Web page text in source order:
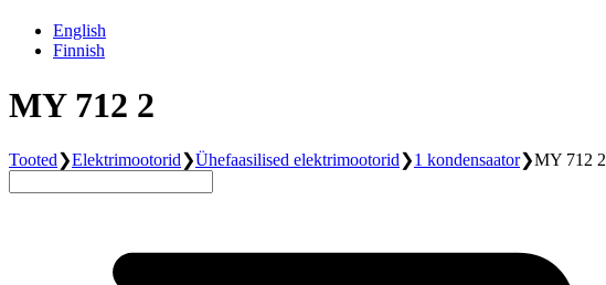
English
Finnish
MY 712 2
Tooted❯Elektrimootorid❯Ühefaasilised elektrimootorid❯1 kondensaator❯MY 712 2